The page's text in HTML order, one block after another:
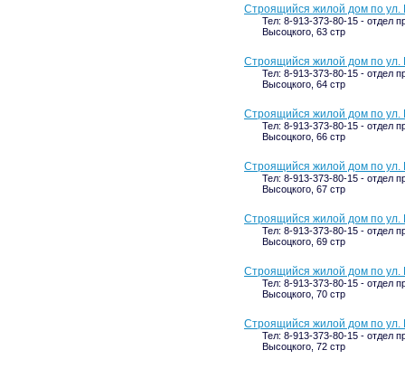
Строящийся жилой дом по ул.
Тел: 8-913-373-80-15 - отдел
Высоцкого, 63 стр
Строящийся жилой дом по ул.
Тел: 8-913-373-80-15 - отдел
Высоцкого, 64 стр
Строящийся жилой дом по ул.
Тел: 8-913-373-80-15 - отдел
Высоцкого, 66 стр
Строящийся жилой дом по ул.
Тел: 8-913-373-80-15 - отдел
Высоцкого, 67 стр
Строящийся жилой дом по ул.
Тел: 8-913-373-80-15 - отдел
Высоцкого, 69 стр
Строящийся жилой дом по ул.
Тел: 8-913-373-80-15 - отдел
Высоцкого, 70 стр
Строящийся жилой дом по ул.
Тел: 8-913-373-80-15 - отдел
Высоцкого, 72 стр